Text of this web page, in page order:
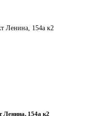
Ленина, 154а к2
Ленина, 154а к2